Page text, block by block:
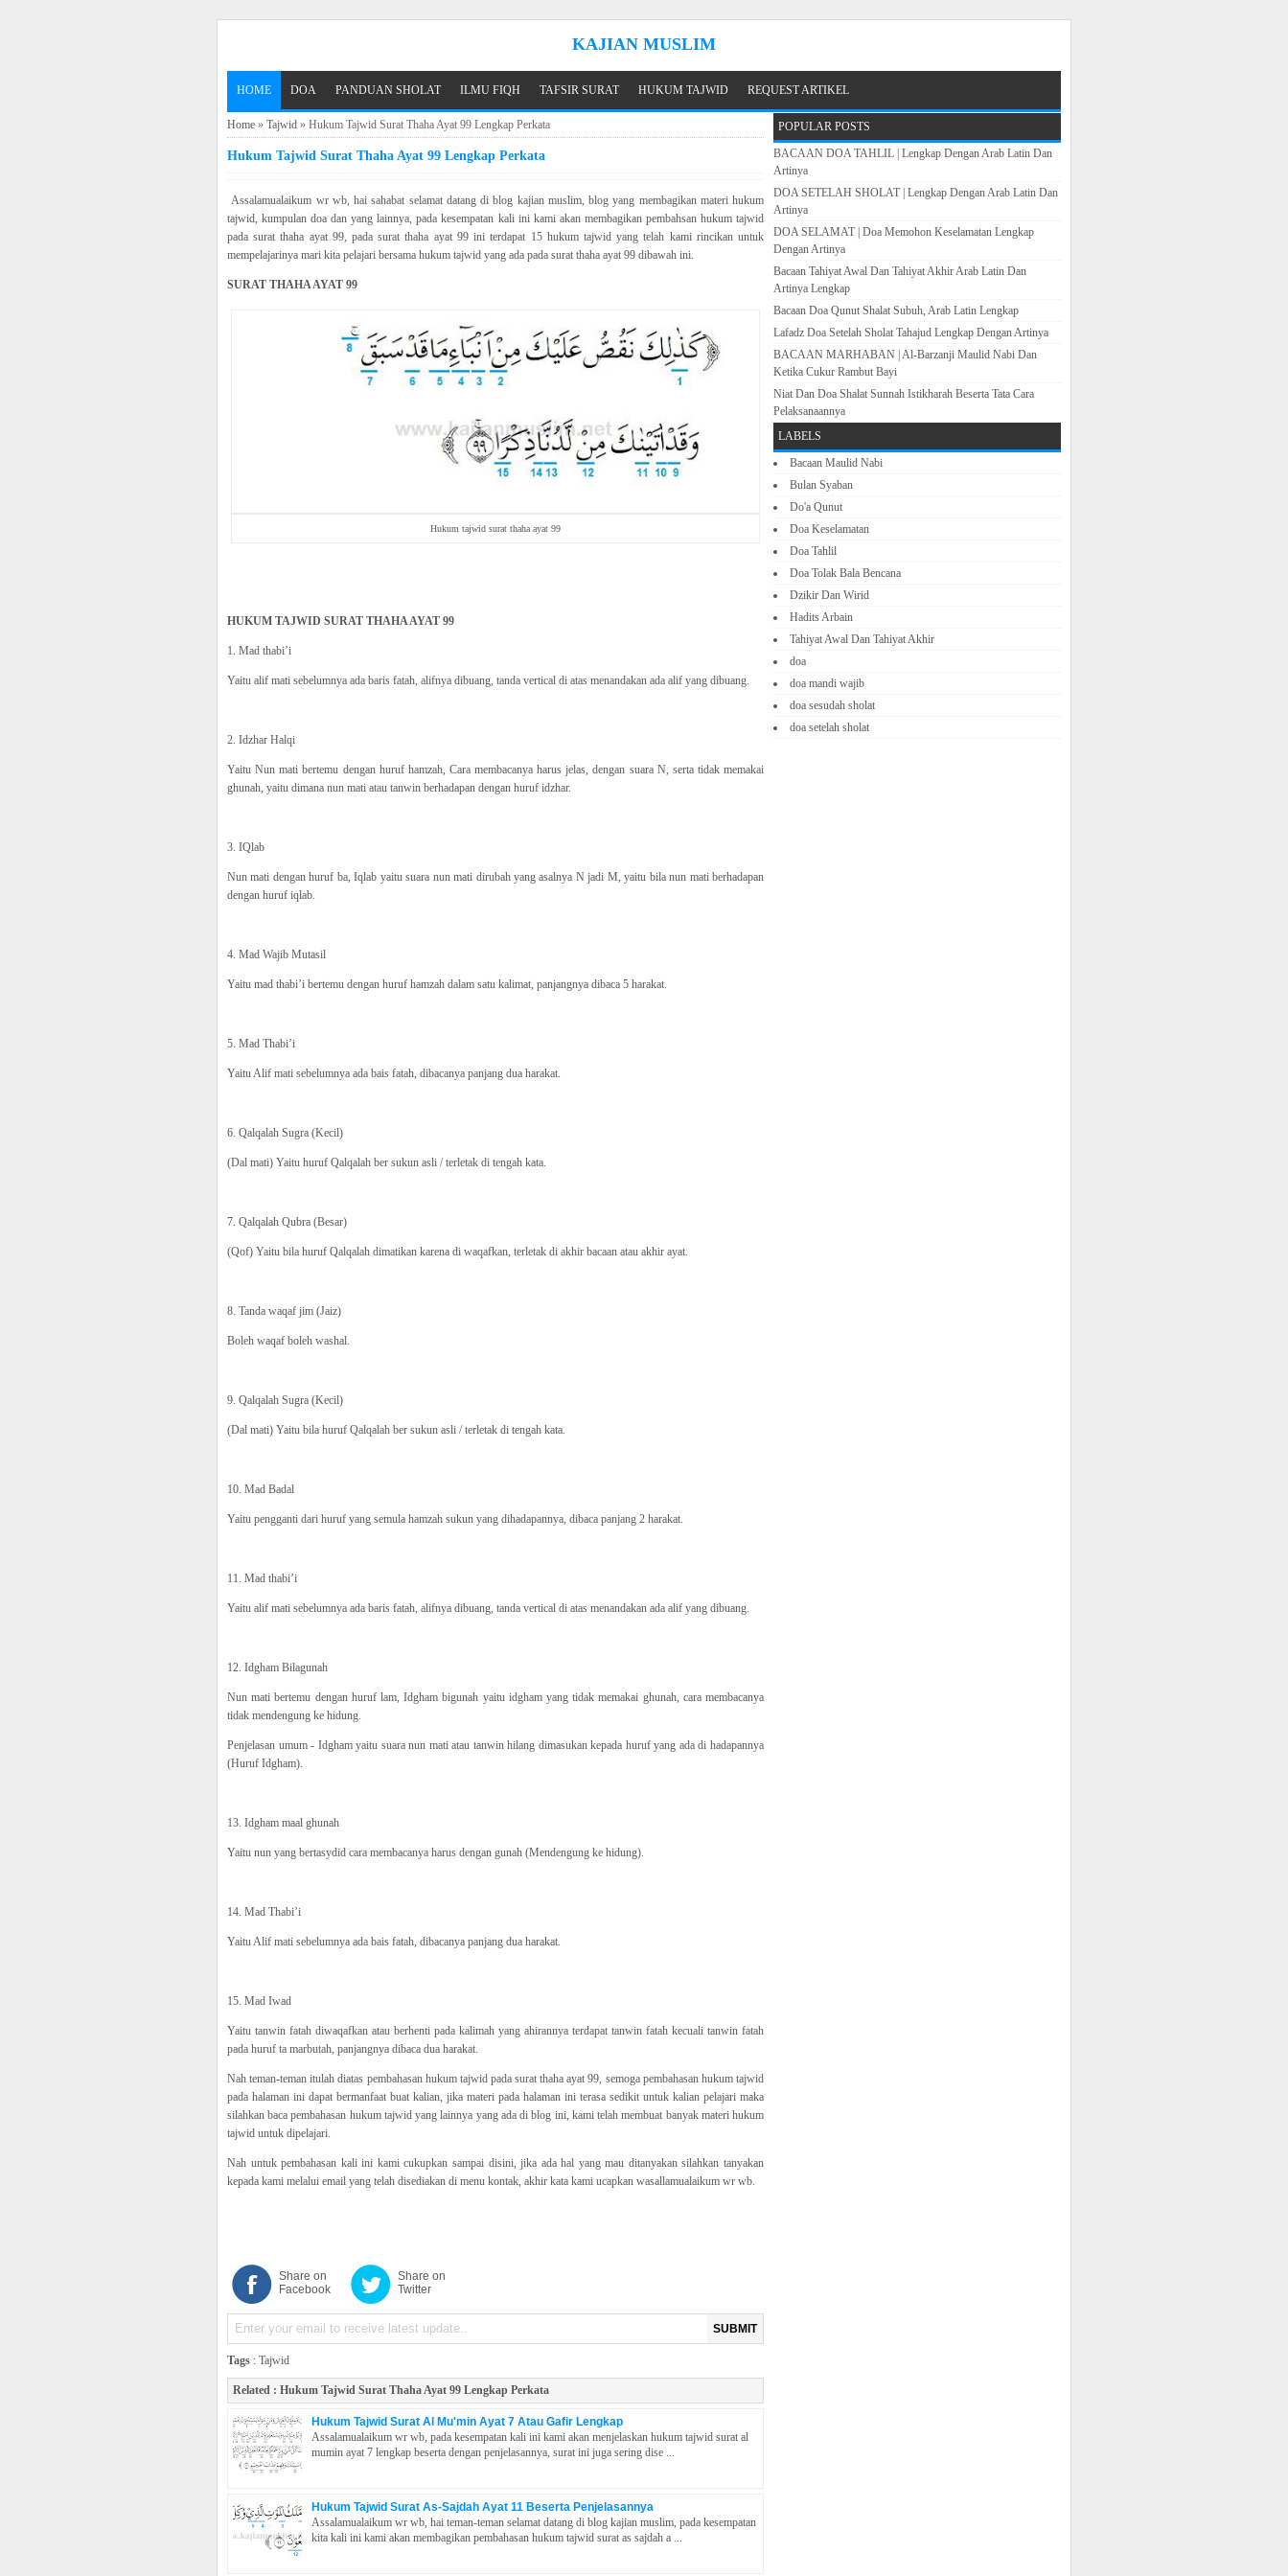
KAJIAN MUSLIM
HOME DOA PANDUAN SHOLAT ILMU FIQH TAFSIR SURAT HUKUM TAJWID REQUEST ARTIKEL
Home » Tajwid » Hukum Tajwid Surat Thaha Ayat 99 Lengkap Perkata
Hukum Tajwid Surat Thaha Ayat 99 Lengkap Perkata
Assalamualaikum wr wb, hai sahabat selamat datang di blog kajian muslim, blog yang membagikan materi hukum
tajwid, kumpulan doa dan yang lainnya, pada kesempatan kali ini kami akan membagikan pembahsan hukum tajwid
pada surat thaha ayat 99, pada surat thaha ayat 99 ini terdapat 15 hukum tajwid yang telah kami rincikan untuk
mempelajarinya mari kita pelajari bersama hukum tajwid yang ada pada surat thaha ayat 99 dibawah ini.
SURAT THAHA AYAT 99
Hukum tajwid surat thaha ayat 99
HUKUM TAJWID SURAT THAHA AYAT 99
1. Mad thabi’i
Yaitu alif mati sebelumnya ada baris fatah, alifnya dibuang, tanda vertical di atas menandakan ada alif yang dibuang.
2. Idzhar Halqi
Yaitu Nun mati bertemu dengan huruf hamzah, Cara membacanya harus jelas, dengan suara N, serta tidak memakai
ghunah, yaitu dimana nun mati atau tanwin berhadapan dengan huruf idzhar.
3. IQlab
Nun mati dengan huruf ba, Iqlab yaitu suara nun mati dirubah yang asalnya N jadi M, yaitu bila nun mati berhadapan
dengan huruf iqlab.
4. Mad Wajib Mutasil
Yaitu mad thabi’i bertemu dengan huruf hamzah dalam satu kalimat, panjangnya dibaca 5 harakat.
5. Mad Thabi’i
Yaitu Alif mati sebelumnya ada bais fatah, dibacanya panjang dua harakat.
6. Qalqalah Sugra (Kecil)
(Dal mati) Yaitu huruf Qalqalah ber sukun asli / terletak di tengah kata.
7. Qalqalah Qubra (Besar)
(Qof) Yaitu bila huruf Qalqalah dimatikan karena di waqafkan, terletak di akhir bacaan atau akhir ayat.
8. Tanda waqaf jim (Jaiz)
Boleh waqaf boleh washal.
9. Qalqalah Sugra (Kecil)
(Dal mati) Yaitu bila huruf Qalqalah ber sukun asli / terletak di tengah kata.
10. Mad Badal
Yaitu pengganti dari huruf yang semula hamzah sukun yang dihadapannya, dibaca panjang 2 harakat.
11. Mad thabi’i
Yaitu alif mati sebelumnya ada baris fatah, alifnya dibuang, tanda vertical di atas menandakan ada alif yang dibuang.
12. Idgham Bilagunah
Nun mati bertemu dengan huruf lam, Idgham bigunah yaitu idgham yang tidak memakai ghunah, cara membacanya
tidak mendengung ke hidung.
Penjelasan umum - Idgham yaitu suara nun mati atau tanwin hilang dimasukan kepada huruf yang ada di hadapannya
(Huruf Idgham).
13. Idgham maal ghunah
Yaitu nun yang bertasydid cara membacanya harus dengan gunah (Mendengung ke hidung).
14. Mad Thabi’i
Yaitu Alif mati sebelumnya ada bais fatah, dibacanya panjang dua harakat.
15. Mad Iwad
Yaitu tanwin fatah diwaqafkan atau berhenti pada kalimah yang ahirannya terdapat tanwin fatah kecuali tanwin fatah
pada huruf ta marbutah, panjangnya dibaca dua harakat.
Nah teman-teman itulah diatas pembahasan hukum tajwid pada surat thaha ayat 99, semoga pembahasan hukum tajwid
pada halaman ini dapat bermanfaat buat kalian, jika materi pada halaman ini terasa sedikit untuk kalian pelajari maka
silahkan baca pembahasan hukum tajwid yang lainnya yang ada di blog ini, kami telah membuat banyak materi hukum
tajwid untuk dipelajari.
Nah untuk pembahasan kali ini kami cukupkan sampai disini, jika ada hal yang mau ditanyakan silahkan tanyakan
kepada kami melalui email yang telah disediakan di menu kontak, akhir kata kami ucapkan wasallamualaikum wr wb.
Share on
Facebook
Share on
Twitter
SUBMIT
Tags : Tajwid
Related : Hukum Tajwid Surat Thaha Ayat 99 Lengkap Perkata
Hukum Tajwid Surat Al Mu'min Ayat 7 Atau Gafir Lengkap
Assalamualaikum wr wb, pada kesempatan kali ini kami akan menjelaskan hukum tajwid surat al
mumin ayat 7 lengkap beserta dengan penjelasannya, surat ini juga sering dise ...
Hukum Tajwid Surat As-Sajdah Ayat 11 Beserta Penjelasannya
Assalamualaikum wr wb, hai teman-teman selamat datang di blog kajian muslim, pada kesempatan
kita kali ini kami akan membagikan pembahasan hukum tajwid surat as sajdah a ...
POPULAR POSTS
BACAAN DOA TAHLIL | Lengkap Dengan Arab Latin Dan
Artinya
DOA SETELAH SHOLAT | Lengkap Dengan Arab Latin Dan
Artinya
DOA SELAMAT | Doa Memohon Keselamatan Lengkap
Dengan Artinya
Bacaan Tahiyat Awal Dan Tahiyat Akhir Arab Latin Dan
Artinya Lengkap
Bacaan Doa Qunut Shalat Subuh, Arab Latin Lengkap
Lafadz Doa Setelah Sholat Tahajud Lengkap Dengan Artinya
BACAAN MARHABAN | Al-Barzanji Maulid Nabi Dan
Ketika Cukur Rambut Bayi
Niat Dan Doa Shalat Sunnah Istikharah Beserta Tata Cara
Pelaksanaannya
LABELS
Bacaan Maulid Nabi
Bulan Syaban
Do'a Qunut
Doa Keselamatan
Doa Tahlil
Doa Tolak Bala Bencana
Dzikir Dan Wirid
Hadits Arbain
Tahiyat Awal Dan Tahiyat Akhir
doa
doa mandi wajib
doa sesudah sholat
doa setelah sholat